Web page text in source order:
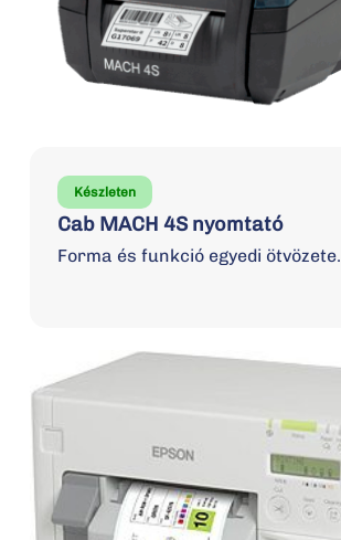
Cab MACH 4S nyomtató
Készleten
Forma és funkció egyedi ötvözete.